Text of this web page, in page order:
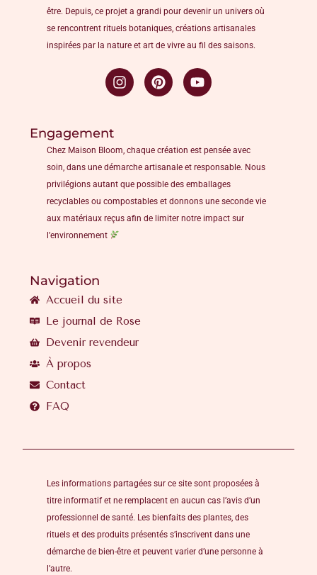
être. Depuis, ce projet a grandi pour devenir un univers où
se rencontrent rituels botaniques, créations artisanales
inspirées par la nature et art de vivre au fil des saisons.
Engagement
Chez Maison Bloom, chaque création est pensée avec
soin, dans une démarche artisanale et responsable. Nous
privilégions autant que possible des emballages
recyclables ou compostables et donnons une seconde vie
aux matériaux reçus afin de limiter notre impact sur
l’environnement
Navigation
Accueil du site
Le journal de Rose
Devenir revendeur
À propos
Contact
FAQ
Les informations partagées sur ce site sont proposées à
titre informatif et ne remplacent en aucun cas l’avis d’un
professionnel de santé. Les bienfaits des plantes, des
rituels et des produits présentés s’inscrivent dans une
démarche de bien-être et peuvent varier d’une personne à
l’autre.